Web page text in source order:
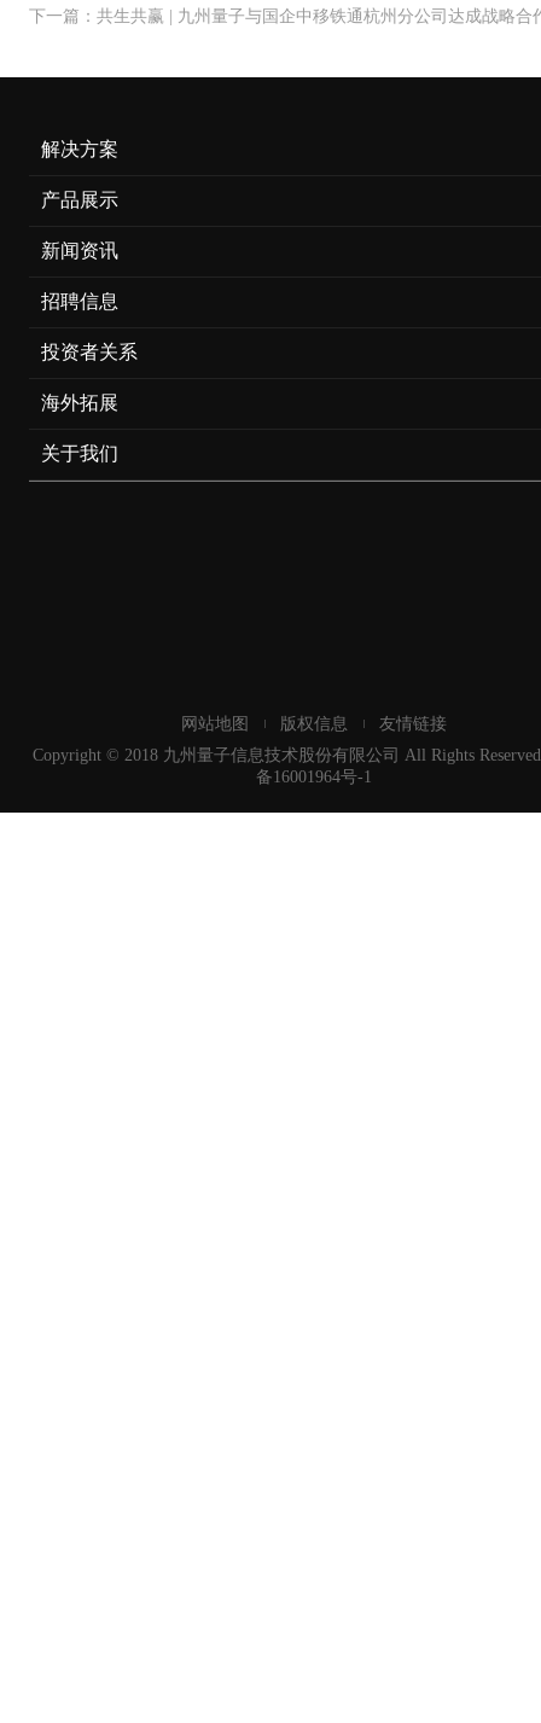
下一篇：共生共赢 | 九州量子与国企中移铁通杭州分公司达成战略合
解决方案
产品展示
新闻资讯
招聘信息
投资者关系
海外拓展
关于我们
网站地图 版权信息
友情链接
Copyright © 2018 九州量子信息技术股份有限公司 All Rights
备16001964号-1